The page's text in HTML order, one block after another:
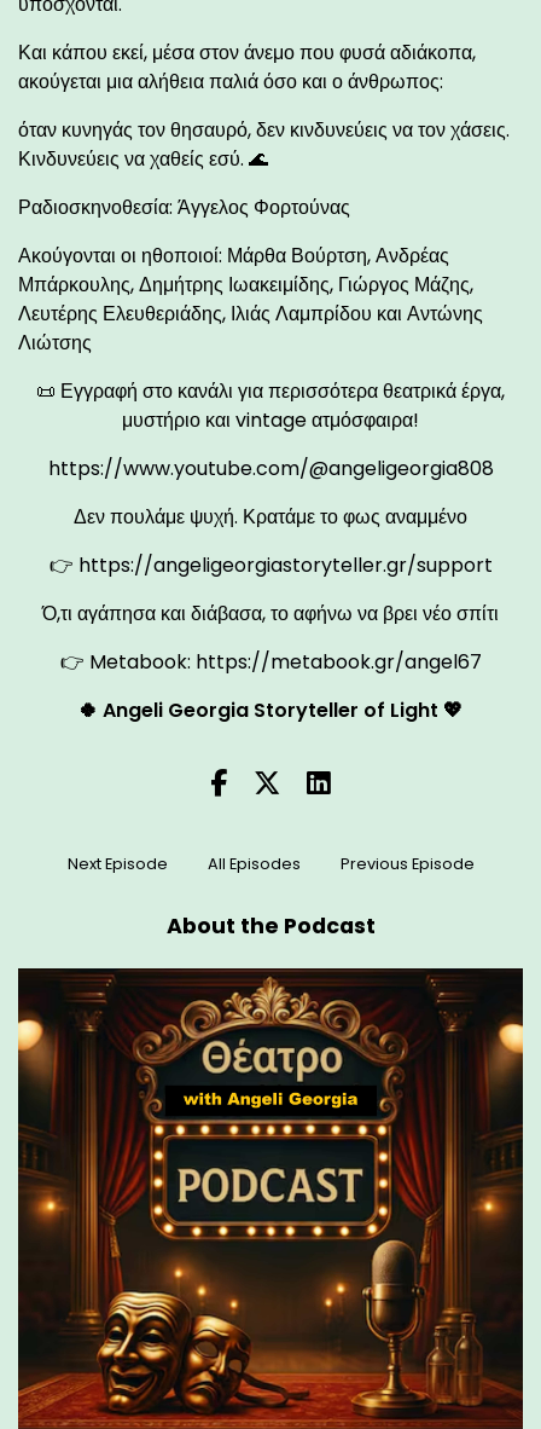
Και κάπου εκεί, μέσα στον άνεμο που φυσά αδιάκοπα,
ακούγεται μια αλήθεια παλιά όσο και ο άνθρωπος:
όταν κυνηγάς τον θησαυρό, δεν κινδυνεύεις να τον χάσεις.
Κινδυνεύεις να χαθείς εσύ. 🌊
Ραδιοσκηνοθεσία: Άγγελος Φορτούνας
Ακούγονται οι ηθοποιοί: Μάρθα Βούρτση, Ανδρέας
Μπάρκουλης, Δημήτρης Ιωακειμίδης, Γιώργος Μάζης,
Λευτέρης Ελευθεριάδης, Ιλιάς Λαμπρίδου και Αντώνης
Λιώτσης
📜 Εγγραφή στο κανάλι για περισσότερα θεατρικά έργα,
μυστήριο και vintage ατμόσφαιρα!
https://www.youtube.com/@angeligeorgia808
Δεν πουλάμε ψυχή. Κρατάμε το φως αναμμένο
👉 https://angeligeorgiastoryteller.gr/support
Ό,τι αγάπησα και διάβασα, το αφήνω να βρει νέο σπίτι
👉 Metabook: https://metabook.gr/angel67
🍀 Angeli Georgia Storyteller of Light 💖
Next Episode All Episodes Previous Episode
About the Podcast